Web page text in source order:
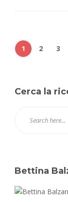
1 2 3
Cerca la
Bettina